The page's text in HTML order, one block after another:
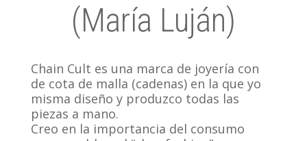
(María Luján)
Chain Cult es una marca de joyería con
de cota de malla (cadenas) en la que yo
misma diseño y produzco todas las
piezas a mano.
Creo en la importancia del consumo